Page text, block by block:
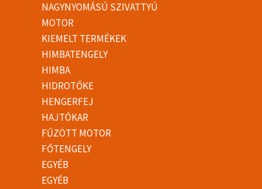
NAGYNYOMÁSÚ SZIVATTYÚ
MOTOR
KIEMELT TERMÉKEK
HIMBATENGELY
HIMBA
HIDROTŐKE
HENGERFEJ
HAJTÓKAR
FŰZÖTT MOTOR
FŐTENGELY
EGYÉB
EGYÉB